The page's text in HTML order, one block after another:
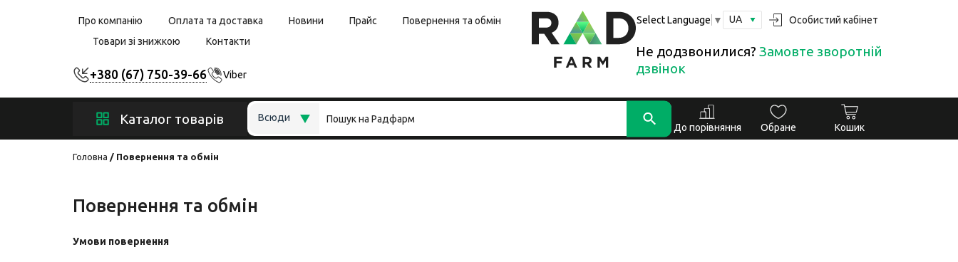
Про компанію Оплата та доставка Новини Прайс
Повернення та обмін
Товари зі знижкою
Контакти
+380 (67) 750-39-66 Viber
Select Language ▼ UA Особистий кабінет
Не додзвонилися? Замовте зворотній
дзвінок
Каталог товарів
Всюди
До порівняння
Обране Кошик
Головна Повернення та обмін
Повернення та обмін
Умови повернення